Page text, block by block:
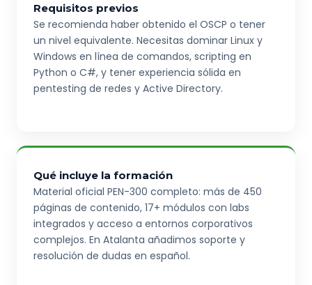
Requisitos previos
Se recomienda haber obtenido el OSCP o tener
un nivel equivalente. Necesitas dominar Linux y
Windows en línea de comandos, scripting en
Python o C#, y tener experiencia sólida en
pentesting de redes y Active Directory.
Qué incluye la formación
Material oficial PEN-300 completo: más de 450
páginas de contenido, 17+ módulos con labs
integrados y acceso a entornos corporativos
complejos. En Atalanta añadimos soporte y
resolución de dudas en español.